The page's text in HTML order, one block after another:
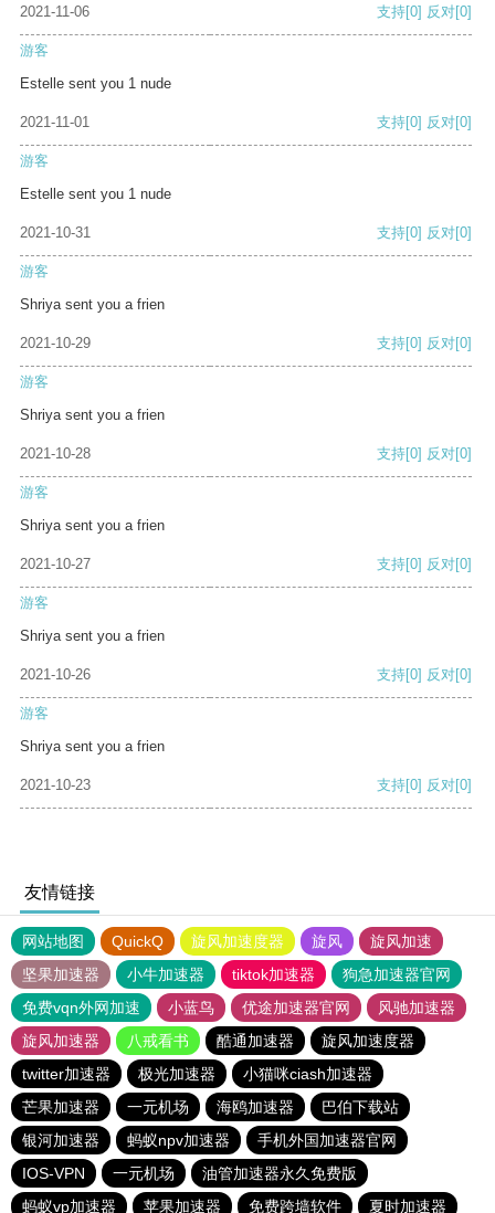
2021-11-06 支持[0] 反对[0]
游客
Estelle sent you 1 nude
2021-11-01 支持[0] 反对[0]
游客
Estelle sent you 1 nude
2021-10-31 支持[0] 反对[0]
游客
Shriya sent you a frien
2021-10-29 支持[0] 反对[0]
游客
Shriya sent you a frien
2021-10-28 支持[0] 反对[0]
游客
Shriya sent you a frien
2021-10-27 支持[0] 反对[0]
游客
Shriya sent you a frien
2021-10-26 支持[0] 反对[0]
游客
Shriya sent you a frien
2021-10-23 支持[0] 反对[0]
友情链接
网站地图 QuickQ 旋风加速度器 旋风
旋风加速
坚果加速器
小牛加速器 tiktok加速器
狗急加速器官网
免费vqn外网加速
小蓝鸟 优途加速器官网
风驰加速器
旋风加速器
八戒看书 酷通加速器
旋风加速度器
twitter加速器
极光加速器
小猫咪ciash加速器
芒果加速器
一元机场 海鸥加速器
巴伯下载站
银河加速器
蚂蚁npv加速器
手机外国加速器官网
IOS-VPN
一元机场
油管加速器永久免费版
蚂蚁vp加速器
苹果加速器 免费跨墙软件 夏时加速器